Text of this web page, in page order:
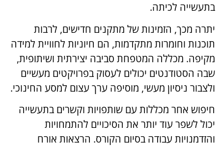
בתעשייה לכיתה.
יתרה מכך, הזמינות של מתקנים חדישים, לרבות
תוכנות וחומרות מתקדמות, הם חיוניות לחוויית למידה
מקיפה. מכללה המטפחת סביבה יצירתית ושיתופית,
שבה הסטודנטים יכולים לעסוק בפרויקטים מעשיים
ולצבור ניסיון מעשי, מוסיפה ערך עצום למסע החינוכי.
חיפוש אחר מכללות עם שותפויות וקשרים בתעשייה
יכול לשפר עוד יותר את הסיכויים להתמחויות
והזדמנויות עבודה בסיום הקורס. הרצאות אורח